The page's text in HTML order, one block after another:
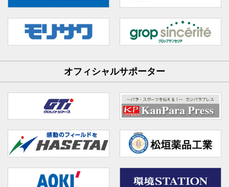
オフィシャルサポーター